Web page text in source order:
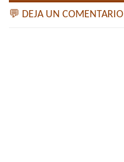
💬 DEJA UN COMENTARIO